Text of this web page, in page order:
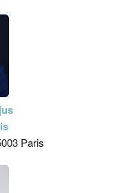
Paris